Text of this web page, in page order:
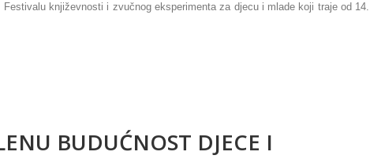
književnosti i zvučnog eksperimenta za djecu i mlade koji traje od 14.
BUDUĆNOST DJECE I